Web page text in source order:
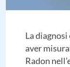
La
aver
Radon